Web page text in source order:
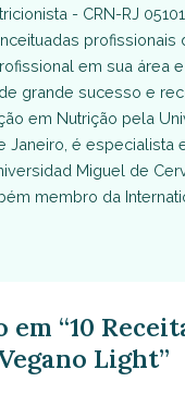
- CRN-RJ
profissionais
em sua área
grande sucesso e
em Nutrição pela
Janeiro, é especialista
Miguel de
membro da
“10
Light”